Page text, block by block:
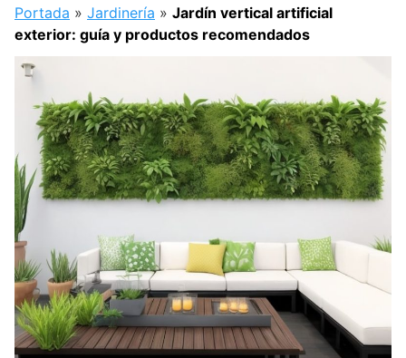
Portada » Jardinería » Jardín vertical artificial
exterior: guía y productos recomendados